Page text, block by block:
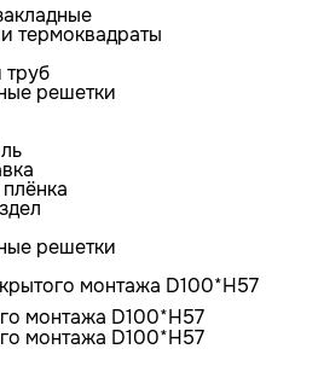
термоквадраты
труб
решетки
решетки
монтажа D100*H57